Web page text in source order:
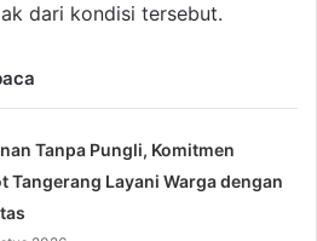
dari kondisi tersebut.
Tanpa Pungli, Komitmen
Tangerang Layani Warga dengan